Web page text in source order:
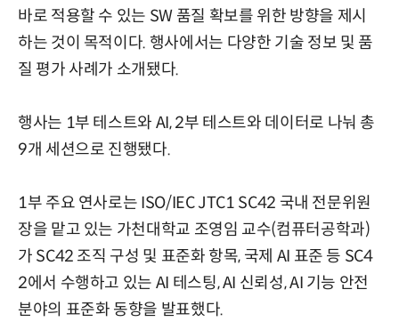
바로 적용할 수 있는 SW 품질 확보를 위한 방향을 제시
하는 것이 목적이다. 행사에서는 다양한 기술 정보 및 품
질 평가 사례가 소개됐다.
행사는 1부 테스트와 AI, 2부 테스트와 데이터로 나눠 총
9개 세션으로 진행됐다.
1부 주요 연사로는 ISO/IEC JTC1 SC42 국내 전문위원
장을 맡고 있는 가천대학교 조영임 교수(컴퓨터공학과)
가 SC42 조직 구성 및 표준화 항목, 국제 AI 표준 등 SC4
2에서 수행하고 있는 AI 테스팅, AI 신뢰성, AI 기능 안전
분야의 표준화 동향을 발표했다.